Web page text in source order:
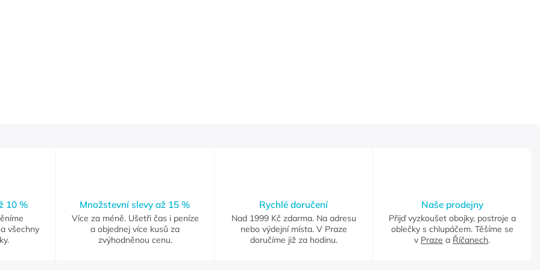
10 %
všechny
Množstevní slevy až 15 %
Více za méně. Ušetři čas i peníze
a objednej více kusů za
zvýhodněnou cenu.
Rychlé doručení
Nad 1999 Kč zdarma. Na adresu
nebo výdejní místa. V Praze
doručíme již za hodinu.
Naše prodejny
Přijď vyzkoušet obojky, postroje a
oblečky s chlupáčem. Těšíme se
v Praze a Říčanech.